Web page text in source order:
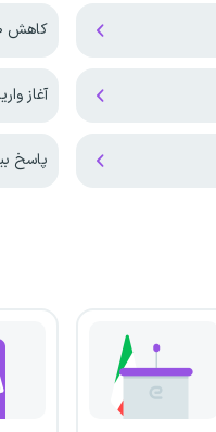
کاهش ۶۰ درصدی دریافتی حقوق بازنشستگان دولت
آغاز
پاسخ